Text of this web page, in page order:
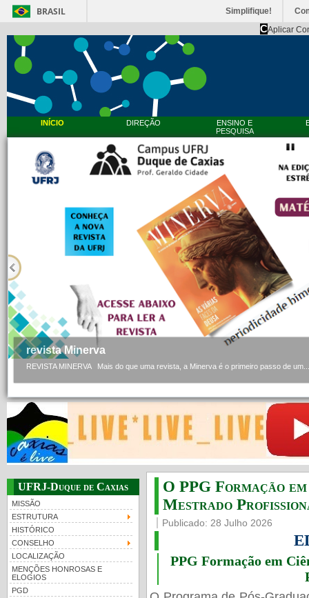
BRASIL Simplifique!
CAplicar
INÍCIO DIREÇÃO
ENSINO E
PESQUISA
revista Minerva
REVISTA MINERVA Mais do que uma revista, a Minerva é o primeiro passo de um...
UFRJ-Duque de Caxias
MISSÃO
ESTRUTURA
HISTÓRICO
CONSELHO
LOCALIZAÇÃO
MENÇÕES HONROSAS E
ELOGIOS
PGD
O PPG Formação
Mestrado
Publicado: 28 Julho 2026
PPG Formação em